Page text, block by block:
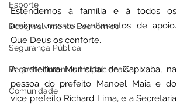
Esporte
Desenvolvimento Econômico
Segurança Pública
Reconhecimentos Institucionais
Comunidade
Estendemos à família e à todos os
amigos, nossos sentimentos de apoio.
Que Deus os conforte.
A prefeitura Municipal de Capixaba, na
pessoa do prefeito Manoel Maia e do
vice prefeito Richard Lima, e a Secretaria